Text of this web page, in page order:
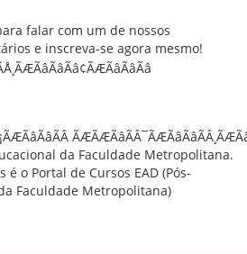
falar com um de nossos
e inscreva-se agora mesmo!
da Faculdade Metropolitana.
é o Portal de Cursos EAD (Pós-
Faculdade Metropolitana)